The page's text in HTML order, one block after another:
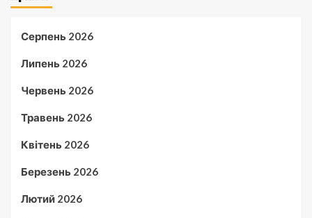
Серпень 2026
Липень 2026
Червень 2026
Травень 2026
Квітень 2026
Березень 2026
Лютий 2026